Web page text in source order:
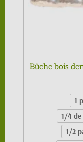
Bûche bois
1
1/4 de
1/2